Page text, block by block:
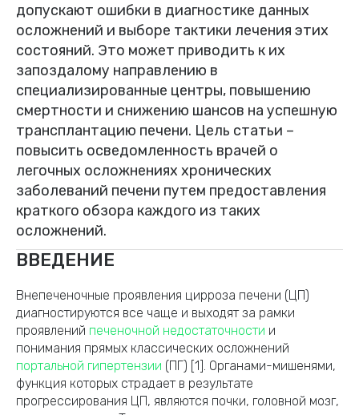
допускают ошибки в диагностике данных
осложнений и выборе тактики лечения этих
состояний. Это может приводить к их
запоздалому направлению в
специализированные центры, повышению
смертности и снижению шансов на успешную
трансплантацию печени. Цель статьи –
повысить осведомленность врачей о
легочных осложнениях хронических
заболеваний печени путем предоставления
краткого обзора каждого из таких
осложнений.
ВВЕДЕНИЕ
Внепеченочные проявления цирроза печени (ЦП)
диагностируются все чаще и выходят за рамки
проявлений печеночной недостаточности и
понимания прямых классических осложнений
портальной гипертензии (ПГ) [1]. Органами-мишенями,
функция которых страдает в результате
прогрессирования ЦП, являются почки, головной мозг,